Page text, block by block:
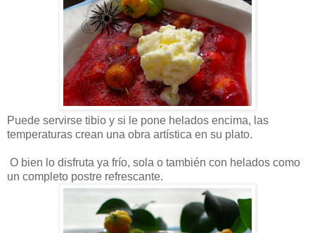
Puede servirse tibio y si le pone helados encima, las
temperaturas crean una obra artística en su plato.
O bien lo disfruta ya frío, sola o también con helados como
un completo postre refrescante.